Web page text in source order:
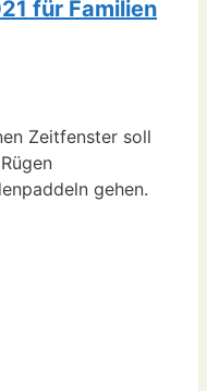
für Familien
Zeitfenster soll
gehen.